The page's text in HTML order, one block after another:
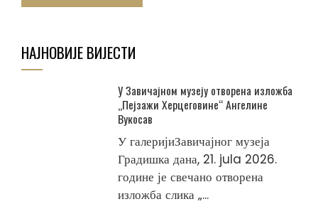
НАЈНОВИЈЕ ВИЈЕСТИ
У Завичајном музеју отворена изложба
„Пејзажи Херцеговине“ Ангелине
Вукосав
У галеријиЗавичајног музеја
Градишка дана, 21. jula 2026.
године је свечано отворена
изложба слика „...